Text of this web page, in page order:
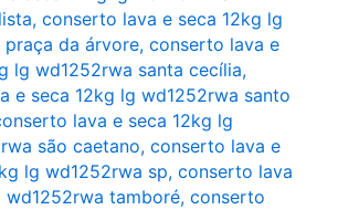
, conserto lava e seca 12kg lg
da árvore, conserto lava e
lg wd1252rwa santa cecília,
e seca 12kg lg wd1252rwa santo
lava e seca 12kg lg
são caetano, conserto lava e
lg wd1252rwa sp, conserto lava
tamboré, conserto